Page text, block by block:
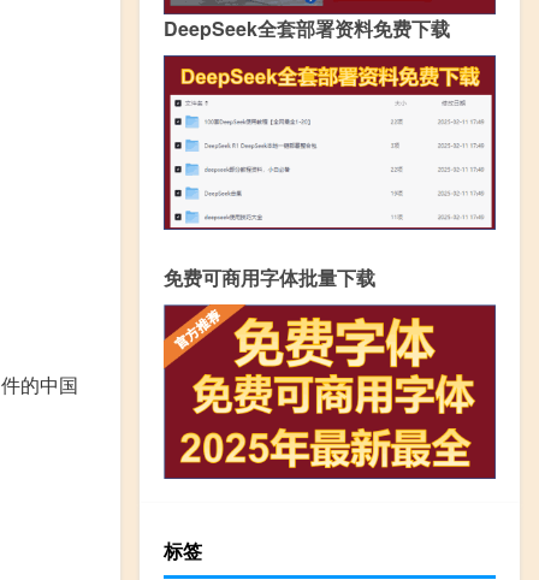
的中国
DeepSeek全套部署资料免费下载
免费可商用字体批量下载
标签